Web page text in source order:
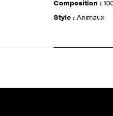
Composition :
Style :Animaux